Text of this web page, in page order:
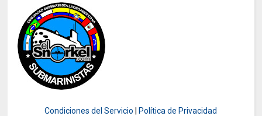
Condiciones del Servicio |Política de Privacidad